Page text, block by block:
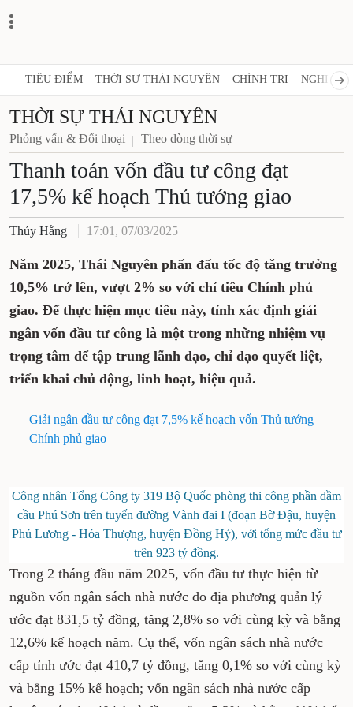
TIÊU ĐIỂM THỜI SỰ THÁI NGUYÊN CHÍNH TRỊ NGHỊ
THỜI SỰ THÁI NGUYÊN
Phỏng vấn & Đối thoại Theo dòng thời sự
Thanh toán vốn đầu tư công đạt
17,5% kế hoạch Thủ tướng giao
Thúy Hằng 17:01, 07/03/2025
Năm 2025, Thái Nguyên phấn đấu tốc độ tăng trưởng
10,5% trở lên, vượt 2% so với chỉ tiêu Chính phủ
giao. Để thực hiện mục tiêu này, tỉnh xác định giải
ngân vốn đầu tư công là một trong những nhiệm vụ
trọng tâm để tập trung lãnh đạo, chỉ đạo quyết liệt,
triển khai chủ động, linh hoạt, hiệu quả.
Giải ngân đầu tư công đạt 7,5% kế hoạch vốn Thủ tướng
Chính phủ giao
Công nhân Tổng Công ty 319 Bộ Quốc phòng thi công phần dầm
cầu Phú Sơn trên tuyến đường Vành đai I (đoạn Bờ Đậu, huyện
Phú Lương - Hóa Thượng, huyện Đồng Hỷ), với tổng mức đầu tư
trên 923 tỷ đồng.
Trong 2 tháng đầu năm 2025, vốn đầu tư thực hiện từ
nguồn vốn ngân sách nhà nước do địa phương quản lý
ước đạt 831,5 tỷ đồng, tăng 2,8% so với cùng kỳ và bằng
12,6% kế hoạch năm. Cụ thể, vốn ngân sách nhà nước
cấp tỉnh ước đạt 410,7 tỷ đồng, tăng 0,1% so với cùng kỳ
và bằng 15% kế hoạch; vốn ngân sách nhà nước cấp